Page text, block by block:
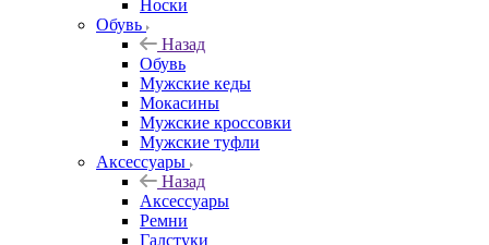
Носки
Обувь
Назад
Обувь
Мужские кеды
Мокасины
Мужские кроссовки
Мужские туфли
Аксессуары
Назад
Аксессуары
Ремни
Галстуки